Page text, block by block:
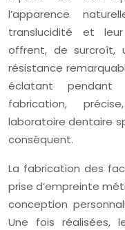
l’apparence
translucidité et leur
offrent, de surcroît,
résistance
éclatant pendant
fabrication,
laboratoire dentaire
conséquent.
La fabrication des
prise d’empreinte
conception
Une fois réalisées,